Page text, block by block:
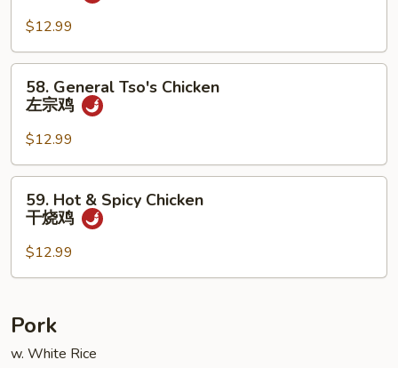
Chicken
葱
爆
$12.99
General
Tso's
Chicken
左
宗
58. General Tso's Chicken
左宗鸡
$12.99
Hot
Spicy
Chicken
烧
鸡
59. Hot & Spicy Chicken
干烧鸡
$12.99
Pork
w. White Rice